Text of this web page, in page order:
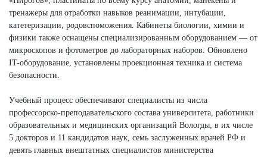
тренажеры для отработки навыков реанимации, интубации,
катетеризации, родовспоможения. Кабинеты биологии, химии и
физики также оснащены специализированным оборудованием — от
микроскопов и фотометров до лабораторных наборов. Обновлено
IT-оборудование, установлены проекционная техника и система
безопасности.
Учебный процесс обеспечивают специалисты из числа
профессорско-преподавательского состава университета, работники
образовательных и медицинских организаций Вологды, в их числе
5 докторов и 11 кандидатов наук, семь заслуженных врачей РФ и
девять главных внештатных специалистов министерства